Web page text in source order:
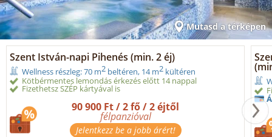
Mutasd a térképen
Szent István-napi Pihenés (min. 2 éj)
Wellness részleg: 70 m2 beltéren, 14 m2 kültéren
Kötbérmentes lemondás érkezés előtt 14 nappal
Fizethetsz SZÉP kártyával is
90 900 Ft / 2 fő / 2 éjtől
félpanzióval
Jelentkezz be a jobb árért!